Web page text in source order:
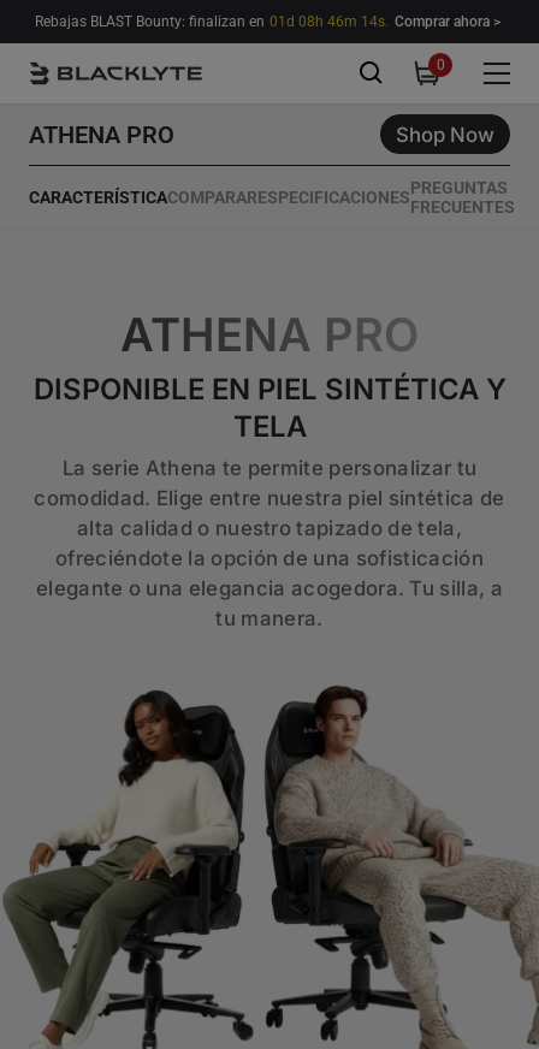
Saltar al contenido
Rebajas BLAST Bounty: finalizan en 01d 08h 46m 13s. Comprar ahora >
00
ATHENA PRO Shop Now
CARACTERÍSTICACOMPARARESPECIFICACIONESPREGUNTAS
FRECUENTES
ATHENA PRO
DISPONIBLE EN PIEL SINTÉTICA Y
TELA
La serie Athena te permite personalizar tu
comodidad. Elige entre nuestra piel sintética de
alta calidad o nuestro tapizado de tela,
ofreciéndote la opción de una sofisticación
elegante o una elegancia acogedora. Tu silla, a
tu manera.